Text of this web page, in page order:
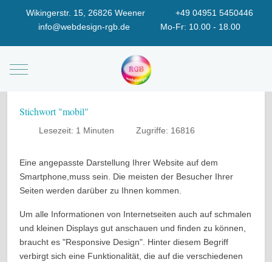
Wikingerstr. 15, 26826 Weener
+49 04951 5450446
info@webdesign-rgb.de
Mo-Fr: 10.00 - 18.00
Mobile Menu Toggle
Stichwort "mobil"
Lesezeit: 1 Minuten Zugriffe: 16816
Eine angepasste Darstellung Ihrer Website auf dem
Smartphone,muss sein. Die meisten der Besucher Ihrer
Seiten werden darüber zu Ihnen kommen.
Um alle Informationen von Internetseiten auch auf schmalen
und kleinen Displays gut anschauen und finden zu können,
braucht es "Responsive Design". Hinter diesem Begriff
verbirgt sich eine Funktionalität, die auf die verschiedenen